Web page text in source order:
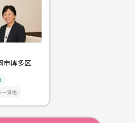
所はあなたの婚活を応援していま
す❣
市博多区
ー資格